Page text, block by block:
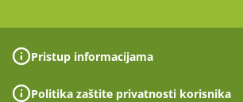
Pristup informacijama
Politika zaštite privatnosti korisnika